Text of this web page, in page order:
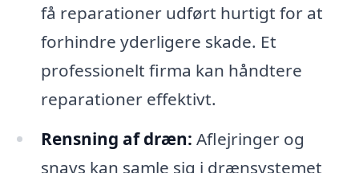
få reparationer udført hurtigt for at
forhindre yderligere skade. Et
professionelt firma kan håndtere
reparationer effektivt.
Rensning af dræn: Aflejringer og
snavs kan samle sig i drænsystemet